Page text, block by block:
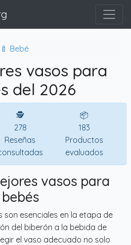
🍼 Bebé
vasos para
del 2026
🕵
278
Reseñas
📦
183
Productos
evaluados
vasos para
bebés
son esenciales en la etapa de
del biberón a la bebida de
el vaso adecuado no solo